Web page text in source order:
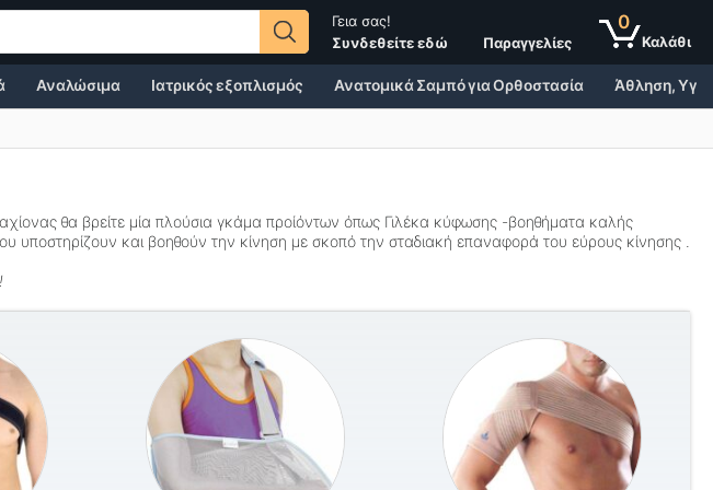
Γεια σας!
Συνδεθείτε εδώ
Παραγγελίες
0
Αναλώσιμα Ιατρικός εξοπλισμός Ανατομικά Σαμπό για Ορθοστασία Άθληση,
θα βρείτε μία πλούσια γκάμα προίόντων όπως Γιλέκα κύφωσης -βοηθήματα καλής
υποστηρίζουν και βοηθούν την κίνηση με σκοπό την σταδιακή επαναφορά του εύρους κίνησης .